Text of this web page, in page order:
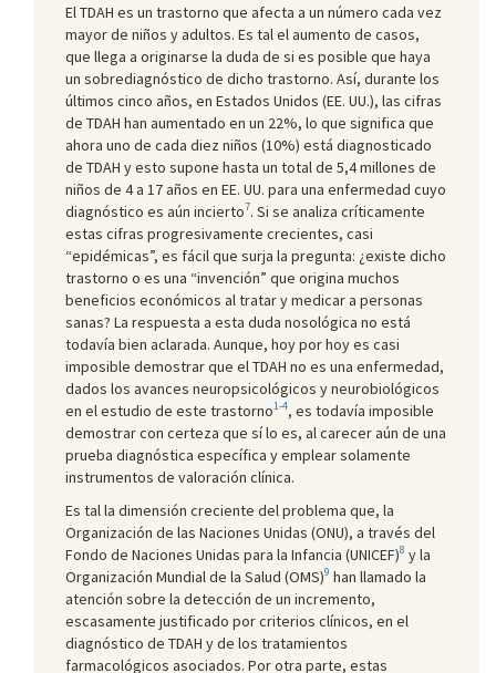
El TDAH es un trastorno que afecta a un número cada vez
mayor de niños y adultos. Es tal el aumento de casos,
que llega a originarse la duda de si es posible que haya
un sobrediagnóstico de dicho trastorno. Así, durante los
últimos cinco años, en Estados Unidos (EE. UU.), las cifras
de TDAH han aumentado en un 22%, lo que significa que
ahora uno de cada diez niños (10%) está diagnosticado
de TDAH y esto supone hasta un total de 5,4 millones de
niños de 4 a 17 años en EE. UU. para una enfermedad cuyo
diagnóstico es aún incierto7. Si se analiza críticamente
estas cifras progresivamente crecientes, casi
“epidémicas”, es fácil que surja la pregunta: ¿existe dicho
trastorno o es una “invención” que origina muchos
beneficios económicos al tratar y medicar a personas
sanas? La respuesta a esta duda nosológica no está
todavía bien aclarada. Aunque, hoy por hoy es casi
imposible demostrar que el TDAH no es una enfermedad,
dados los avances neuropsicológicos y neurobiológicos
en el estudio de este trastorno1-4, es todavía imposible
demostrar con certeza que sí lo es, al carecer aún de una
prueba diagnóstica específica y emplear solamente
instrumentos de valoración clínica.
Es tal la dimensión creciente del problema que, la
Organización de las Naciones Unidas (ONU), a través del
Fondo de Naciones Unidas para la Infancia (UNICEF)8 y la
Organización Mundial de la Salud (OMS)9 han llamado la
atención sobre la detección de un incremento,
escasamente justificado por criterios clínicos, en el
diagnóstico de TDAH y de los tratamientos
farmacológicos asociados. Por otra parte, estas